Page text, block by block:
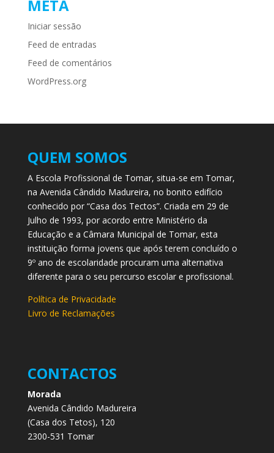
META
Iniciar sessão
Feed de entradas
Feed de comentários
WordPress.org
QUEM SOMOS
A Escola Profissional de Tomar, situa-se em Tomar,
na Avenida Cândido Madureira, no bonito edifício
conhecido por “Casa dos Tectos”. Criada em 29 de
Julho de 1993, por acordo entre Ministério da
Educação e a Câmara Municipal de Tomar, esta
instituição forma jovens que após terem concluído o
9º ano de escolaridade procuram uma alternativa
diferente para o seu percurso escolar e profissional.
Política de Privacidade
Livro de Reclamações
CONTACTOS
Morada
Avenida Cândido Madureira
(Casa dos Tetos), 120
2300-531 Tomar